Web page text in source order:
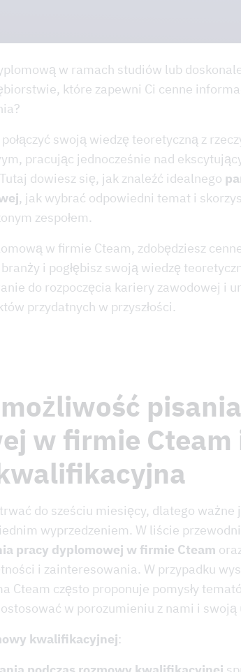
w ramach studiów lub
które zapewni Ci cenne
swoją wiedzę teoretyczną z
pracując jednocześnie nad
dowiesz się, jak znaleźć idealnego
, jak wybrać odpowiedni temat i
zespołem.
w firmie Cteam, zdobędziesz
i pogłębisz swoją wiedzę
do rozpoczęcia kariery zawodowej i
przydatnych w przyszłości.
w firmie Cteam
do sześciu miesięcy, dlatego ważne
wyprzedzeniem. W liście
pracy dyplomowej w firmie Cteam
i zainteresowania. W przypadku
Cteam często proponuje pomysły
w porozumieniu z nami i swoją
kwalifikacyjnej: